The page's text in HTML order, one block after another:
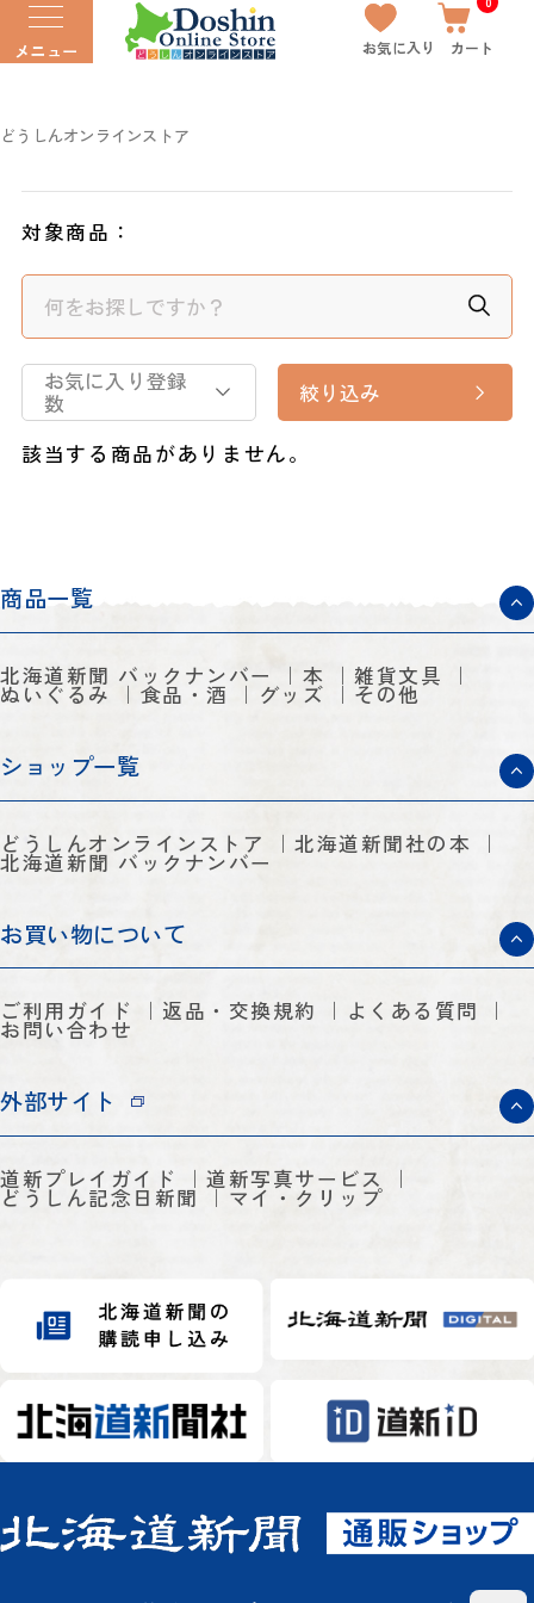
メニュー お気に入り カート
どうしんオンラインストア
対象商品：
お気に入り登録
数 絞り込み
該当する商品がありません。
商品一覧
北海道新聞 バックナンバー 本 雑貨文具
ぬいぐるみ 食品・酒 グッズ その他
ショップ一覧
どうしんオンラインストア 北海道新聞社の本
北海道新聞 バックナンバー
お買い物について
ご利用ガイド 返品・交換規約 よくある質問
お問い合わせ
外部サイト
道新プレイガイド 道新写真サービス
どうしん記念日新聞 マイ・クリップ